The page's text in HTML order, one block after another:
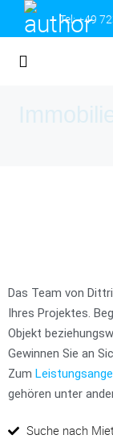
Tel:+49
Das Team von
Ihres Projektes.
Objekt
Gewinnen Sie an
Zum
gehören unter
Suche nach